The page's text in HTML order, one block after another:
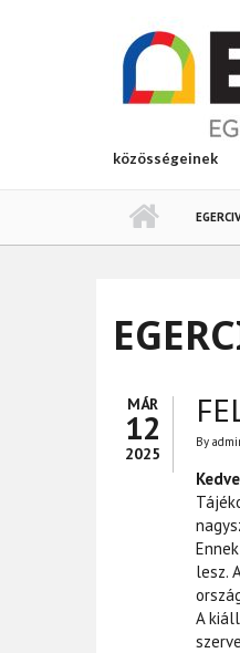
közösségeinek
MÁR
12
2025
By
lesz.
A